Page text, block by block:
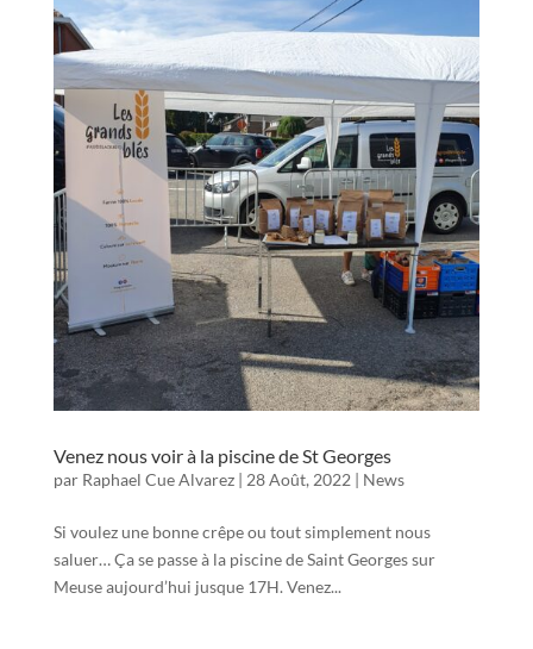
Venez nous voir à la piscine de St Georges
par Raphael Cue Alvarez| 28 Août, 2022 | News
Si voulez une bonne crêpe ou tout simplement nous
saluer… Ça se passe à la piscine de Saint Georges sur
Meuse aujourd’hui jusque 17H. Venez...